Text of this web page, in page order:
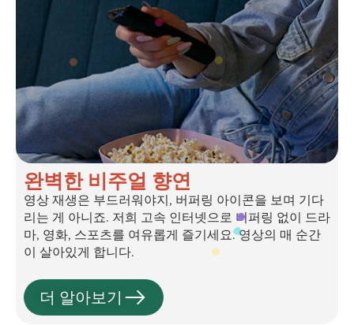
완벽한 비주얼 향연
영상 재생은 부드러워야지, 버퍼링 아이콘을 보며 기다
리는 게 아니죠. 저희 고속 인터넷으로 버퍼링 없이 드라
마, 영화, 스포츠를 여유롭게 즐기세요. 영상의 매 순간
이 살아있게 합니다.
더 알아보기